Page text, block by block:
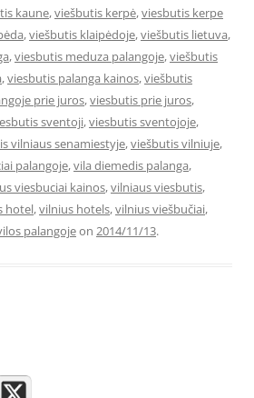
kaune,viešbutis kerpė,viesbutis kerpe
,viešbutis klaipėdoje,viešbutis lietuva,
,viesbutis meduza palangoje,viešbutis
,viesbutis palanga kainos,viešbutis
prie juros,viesbutis prie juros,
sventoji,viesbutis sventojoje,
vilniaus senamiestyje,viešbutis vilniuje,
palangoje,vila diemedis palanga,
viesbuciai kainos,vilniaus viesbutis,
hotel,vilnius hotels,vilnius viešbučiai,
palangojeon 2014/11/13.